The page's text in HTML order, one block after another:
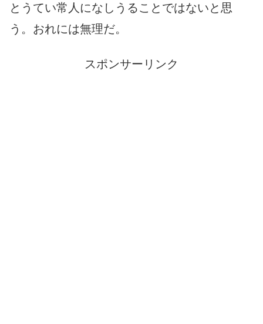
とうてい常人になしうることではないと思
う。おれには無理だ。
スポンサーリンク